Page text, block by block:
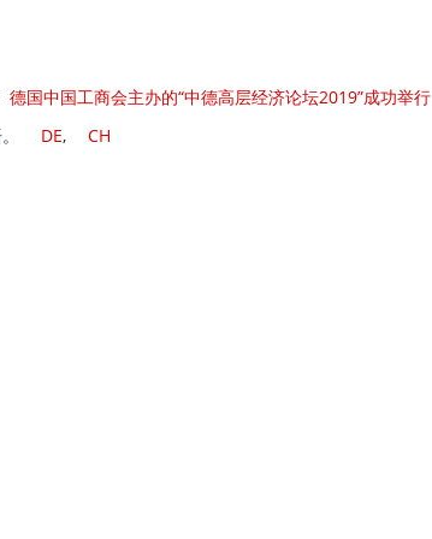
德国中国工商会主办的“中德高层经济论坛2019”成功举行
DE CH